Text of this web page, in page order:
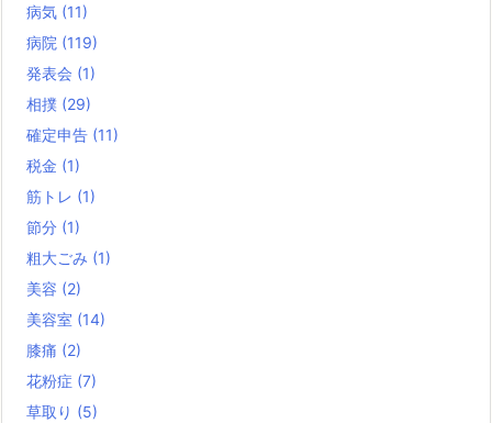
病気 (11)
病院 (119)
発表会 (1)
相撲 (29)
確定申告 (11)
税金 (1)
筋トレ (1)
節分 (1)
粗大ごみ (1)
美容 (2)
美容室 (14)
膝痛 (2)
花粉症 (7)
草取り (5)